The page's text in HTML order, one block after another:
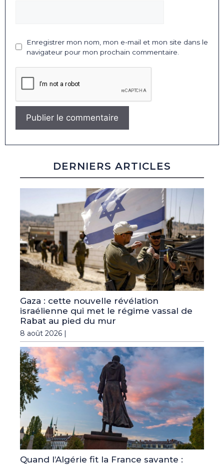
Enregistrer mon nom, mon e-mail et mon site dans le
navigateur pour mon prochain commentaire.
DERNIERS ARTICLES
Gaza : cette nouvelle révélation
israélienne qui met le régime vassal de
Rabat au pied du mur
8 août 2026 |
Quand l’Algérie fit la France savante :